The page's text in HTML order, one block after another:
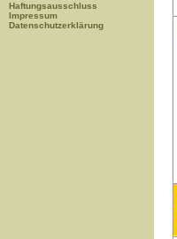
Haftungsausschluss
Impressum
Datenschutzerklärung